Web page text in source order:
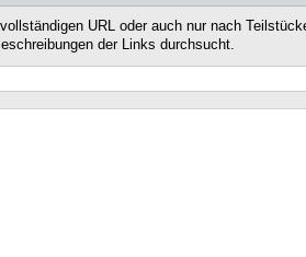
URL oder auch nur nach
der Links durchsucht.